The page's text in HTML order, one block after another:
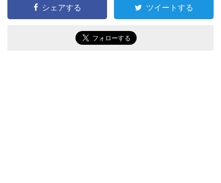
シェアする ツイートする